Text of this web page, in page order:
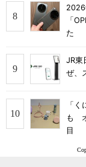
2026
「
た
JR東
ぜ、
「
も
目